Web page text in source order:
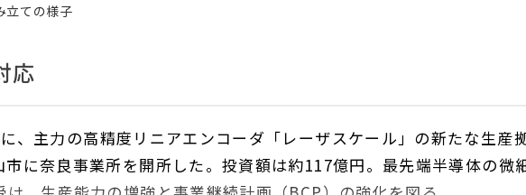
立ての様子
応
、主力の高精度リニアエンコーダ「レーザスケール」の新たな生産
に奈良事業所を開所した。投資額は約117億円。最先端半導体の微